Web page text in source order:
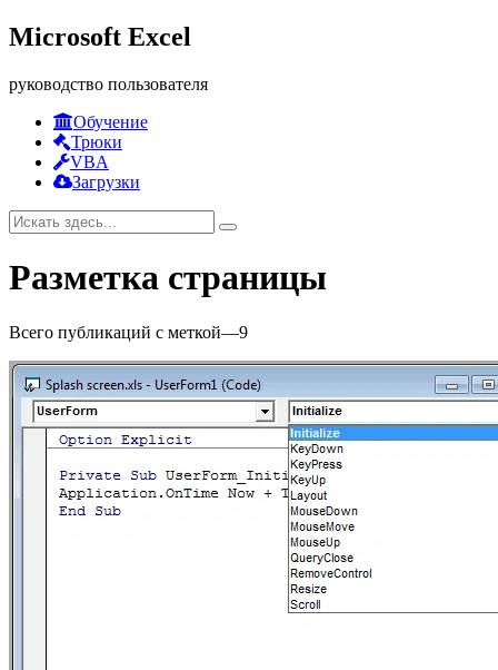
Microsoft Excel
руководство пользователя
Обучение
Трюки
VBA
Загрузки
Разметка страницы
Всего публикаций с меткой—9